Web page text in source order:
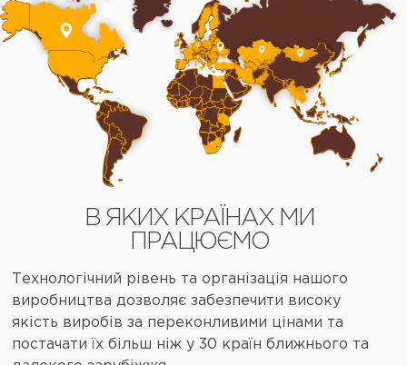
В ЯКИХ КРАЇНАХ МИ
ПРАЦЮЄМО
Технологічний рівень та організація нашого
виробництва дозволяє забезпечити високу
якість виробів за переконливими цінами та
постачати їх більш ніж у 30 країн ближнього та